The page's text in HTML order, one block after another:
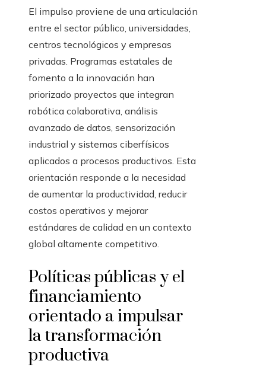
El impulso proviene de una articulación
entre el sector público, universidades,
centros tecnológicos y empresas
privadas. Programas estatales de
fomento a la innovación han
priorizado proyectos que integran
robótica colaborativa, análisis
avanzado de datos, sensorización
industrial y sistemas ciberfísicos
aplicados a procesos productivos. Esta
orientación responde a la necesidad
de aumentar la productividad, reducir
costos operativos y mejorar
estándares de calidad en un contexto
global altamente competitivo.
Políticas públicas y el
financiamiento
orientado a impulsar
la transformación
productiva